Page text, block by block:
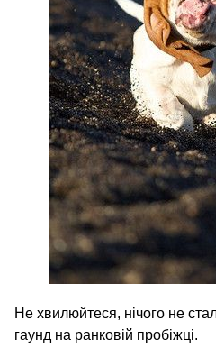
Не хвилюйтеся, нічого не
гаунд на ранковій пробіжці.